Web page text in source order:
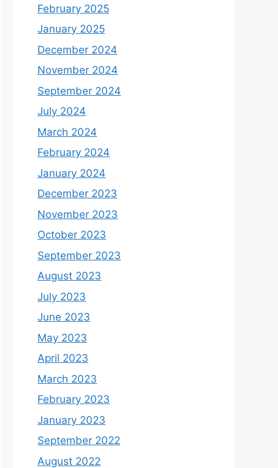
February 2025
January 2025
December 2024
November 2024
September 2024
July 2024
March 2024
February 2024
January 2024
December 2023
November 2023
October 2023
September 2023
August 2023
July 2023
June 2023
May 2023
April 2023
March 2023
February 2023
January 2023
September 2022
August 2022